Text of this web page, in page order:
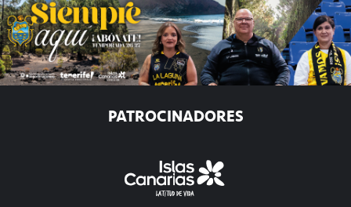
PATROCINADORES